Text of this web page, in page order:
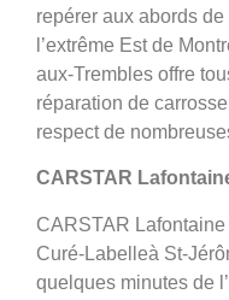
repérer aux abords
l’extrême Est de
aux-Trembles offre
réparation de
respect de
CARSTAR
CARSTAR
Curé-Labelleà St-
quelques minutes de